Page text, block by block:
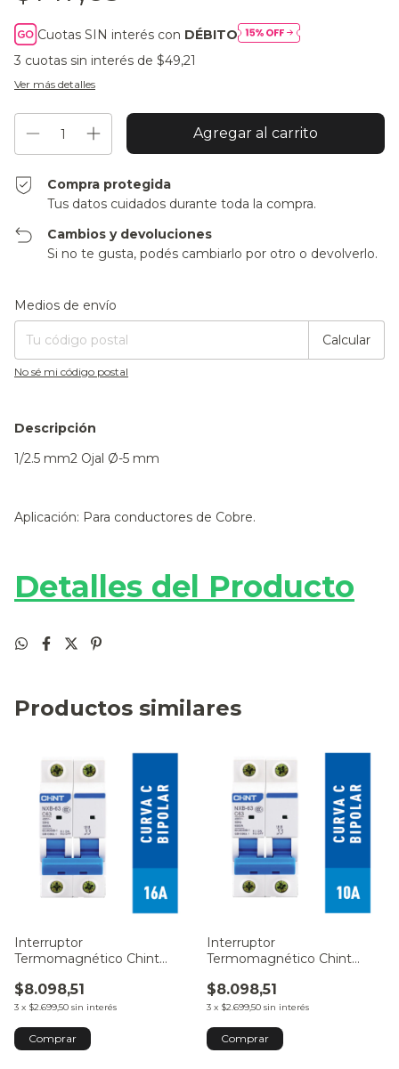
Cuotas SIN interés con DÉBITO
3 cuotas sin interés de $49,21
Ver más detalles
Compra protegida
Tus datos cuidados durante toda la compra.
Cambios y devoluciones
Si no te gusta, podés cambiarlo por otro o devolverlo.
Entregas para el CP:
Medios de envío
Calcular
No sé mi código postal
Descripción
1/2.5 mm2 Ojal Ø-5 mm
Aplicación: Para conductores de Cobre.
Detalles del Producto
Productos similares
Interruptor
Termomagnético Chint
$8.098,51
3 x $2.699,50 sin interés
Interruptor
Termomagnético Chint
$8.098,51
3 x $2.699,50 sin interés